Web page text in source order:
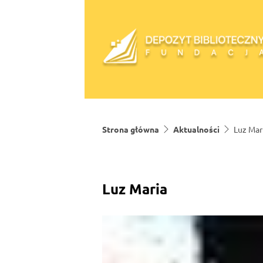
Strona główna Aktualności Luz
Luz Maria